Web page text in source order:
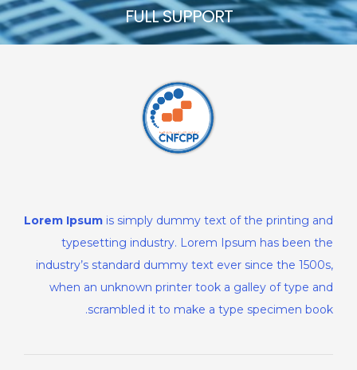
FULL SUPPORT
Lorem Ipsum is simply dummy text of the printing and
typesetting industry. Lorem Ipsum has been the
industry’s standard dummy text ever since the 1500s,
when an unknown printer took a galley of type and
scrambled it to make a type specimen book.